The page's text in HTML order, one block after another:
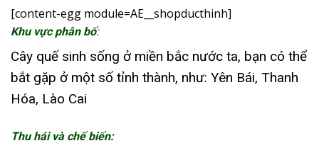
[content-egg module=AE__shopducthinh]
Khu vực phân bố:
Cây quế sinh sống ở miền bắc nước ta, bạn có thể
bắt gặp ở một số tỉnh thành, như: Yên Bái, Thanh
Hóa, Lào Cai
Thu hái và chế biến: